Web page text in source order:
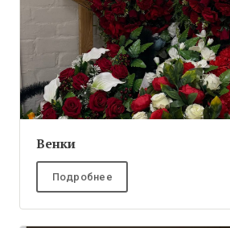
Венки
Подробнее